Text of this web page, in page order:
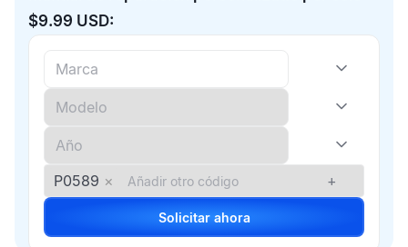
$9.99 USD:
P0589 × +
Solicitar ahora